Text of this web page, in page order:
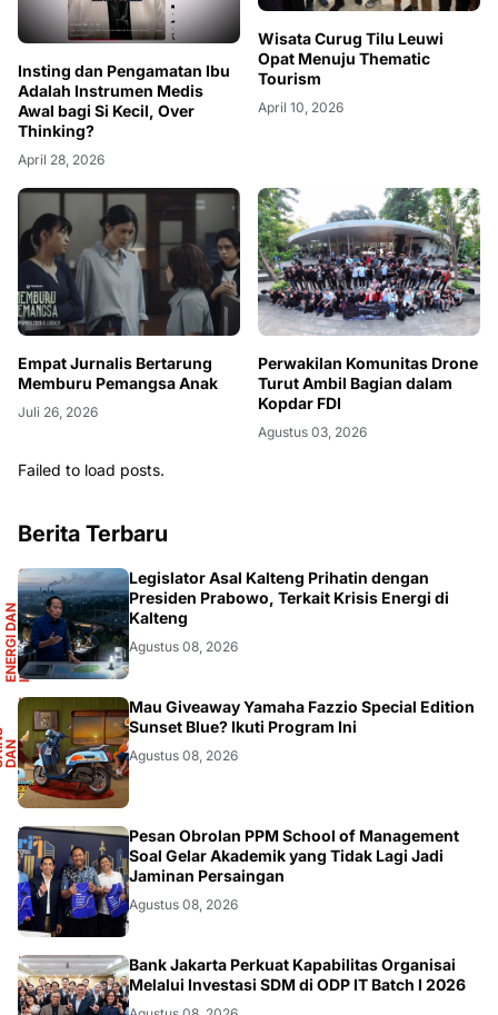
Insting dan Pengamatan Ibu
Adalah Instrumen Medis
Awal bagi Si Kecil, Over
Thinking?
April 28, 2026
Wisata Curug Tilu Leuwi
Opat Menuju Thematic
Tourism
April 10, 2026
Empat Jurnalis Bertarung
Memburu Pemangsa Anak
Juli 26, 2026
Perwakilan Komunitas Drone
Turut Ambil Bagian dalam
Kopdar FDI
Agustus 03, 2026
Failed to load posts.
Berita Terbaru
E
N
E
R
G
I
D
A
N
I
N
F
R
A
S
T
R
U
K
T
UR
Legislator Asal Kalteng Prihatin dengan
Presiden Prabowo, Terkait Krisis Energi di
Kalteng
Agustus 08, 2026
N
OF
Mau Giveaway Yamaha Fazzio Special Edition
Sunset Blue? Ikuti Program Ini
Agustus 08, 2026
DIKBUDRISTEK
Pesan Obrolan PPM School of Management
Soal Gelar Akademik yang Tidak Lagi Jadi
Jaminan Persaingan
Agustus 08, 2026
Bank Jakarta Perkuat Kapabilitas Organisai
Melalui Investasi SDM di ODP IT Batch I 2026